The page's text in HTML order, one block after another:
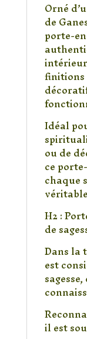
Orné
de
porte-
Idéal
ou de
ce
chaque
H2 :
de
Dans la
est
il est